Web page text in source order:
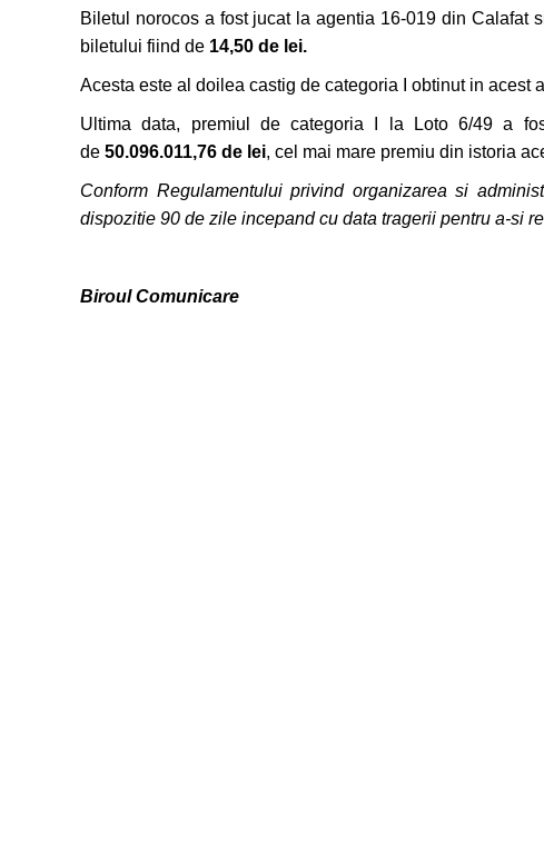
Biletul norocos a fost jucat la agentia 16-019 din Calafat
biletului fiind de 14,50 de lei.
Acesta este al doilea castig de categoria I obtinut in acest
Ultima data, premiul de categoria I la Loto 6/49 a
de 50.096.011,76 de lei, cel mai mare premiu din istoria
Conform Regulamentului privind organizarea si
dispozitie 90 de zile incepand cu data tragerii pentru a-si
Biroul Comunicare